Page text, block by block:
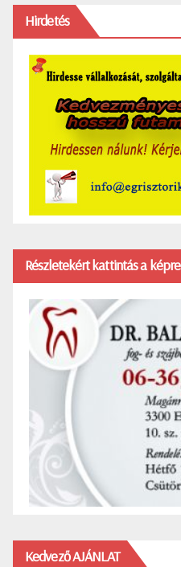
Hirdetés
Részletekért kattintás a képre
Kedvező AJÁNLAT